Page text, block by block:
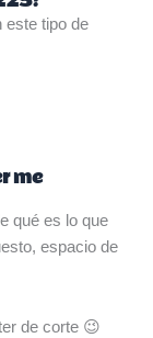
este tipo de
me
qué es lo que
espacio de
de corte 😉